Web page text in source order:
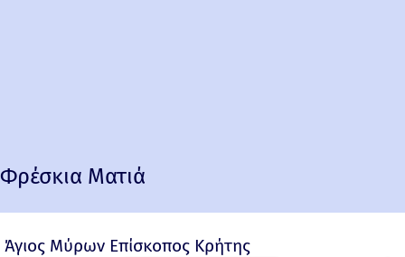
Φρέσκια Ματιά
Άγιος Μύρων Επίσκοπος Κρήτης